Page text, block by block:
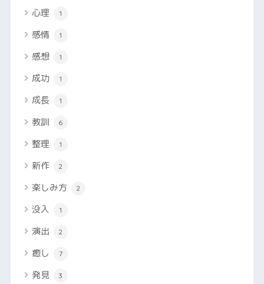
心理 1
感情 1
感想 1
成功 1
成長 1
教訓 6
整理 1
新作 2
楽しみ方 2
没入 1
演出 2
癒し 7
発見 3